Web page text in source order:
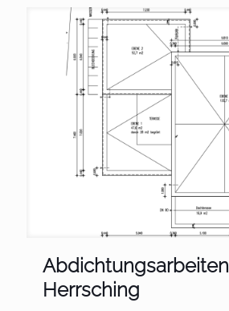
Abdichtungsarbeiten
Herrsching